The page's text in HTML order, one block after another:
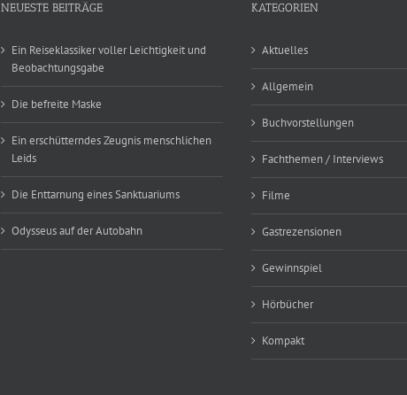
NEUESTE BEITRÄGE
Ein Reiseklassiker voller Leichtigkeit und
Beobachtungsgabe
Die befreite Maske
Ein erschütterndes Zeugnis menschlichen
Leids
Die Enttarnung eines Sanktuariums
Odysseus auf der Autobahn
KATEGORIEN
Aktuelles
Allgemein
Buchvorstellungen
Fachthemen / Interviews
Filme
Gastrezensionen
Gewinnspiel
Hörbücher
Kompakt